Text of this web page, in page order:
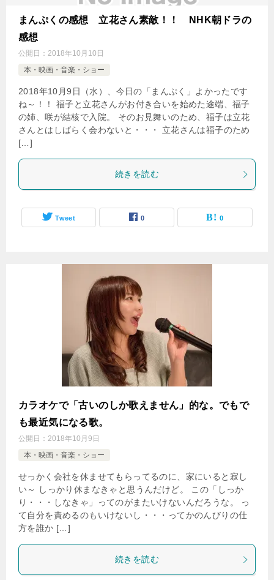
まんぷくの感想 立花さん素敵！！ NHK朝ドラの
感想
公開日： 2018年10月10日
本・映画・音楽・ショー
2018年10月9日（水）、今日の「まんぷく」よかったです
ね～！！ 福子と立花さんがお付き合いを始めた途端、福子
の姉、咲が結核で入院。 そのお見舞いのため、福子は立花
さんとはしばらく会わないと・・・ 立花さんは福子のため
[…]
続きを読む
Tweet 0 0
カラオケで「古いのしか歌えません」的な。でもで
も最近気になる歌。
公開日： 2018年10月9日
本・映画・音楽・ショー
せっかく会社を休ませてもらってるのに、家にいると寂し
い～ しっかり休まなきゃと思うんだけど。 この「しっか
り・・・しなきゃ」ってのがまたいけないんだろうな。 っ
て自分を責めるのもいけないし・・・ってかのんびりの仕
方を誰か […]
続きを読む